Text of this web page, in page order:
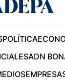
POLÍTICA
ADN